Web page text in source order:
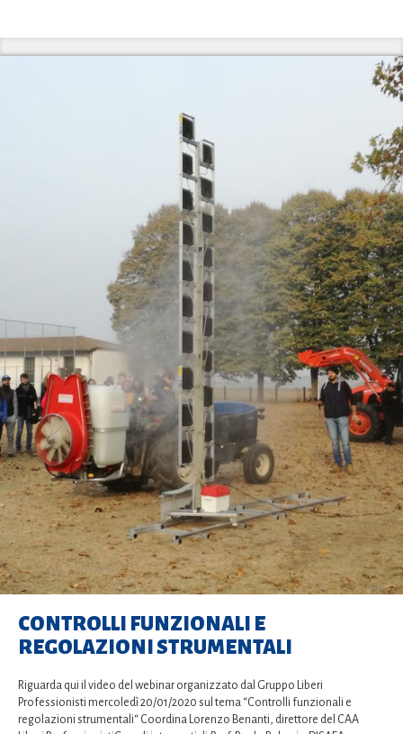
CONTROLLI FUNZIONALI E
REGOLAZIONI STRUMENTALI
Riguarda qui il video del webinar organizzato dal Gruppo Liberi
Professionisti mercoledì 20/01/2020 sul tema “Controlli funzionali e
regolazioni strumentali“ Coordina Lorenzo Benanti, direttore del CAA